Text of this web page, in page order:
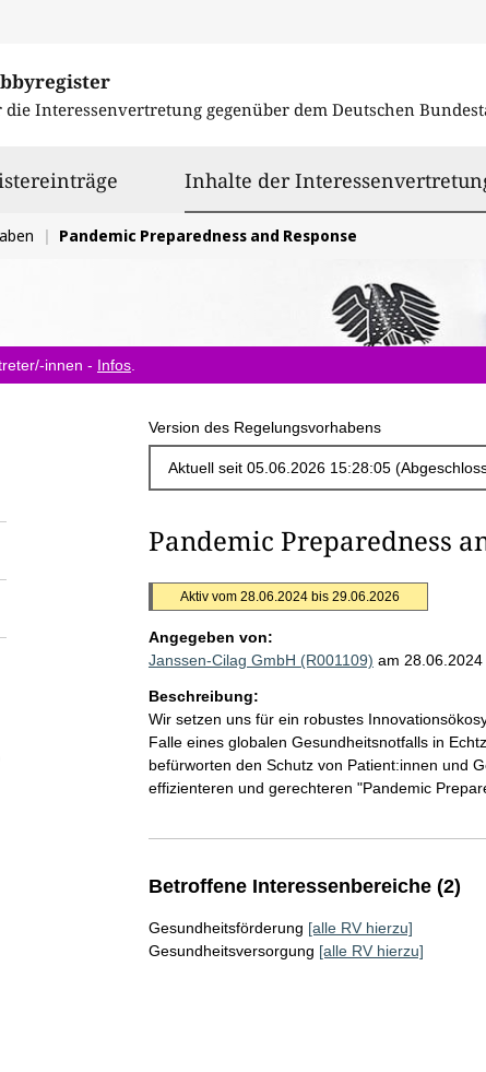
Interessenvertretung gegenüber dem Deutschen
Inhalte der
Pandemic Preparedness and Response
innen - Infos
Version des Regelungsvorhabens
Pandemic Preparedness
Aktiv vom 28.06.2024 bis 29.06.2026
Angegeben von:
Janssen-Cilag GmbH (R001109) am 28.06.2024
Beschreibung:
Wir setzen uns für ein robustes
Falle eines globalen Gesundheitsnotfalls in
befürworten den Schutz von Patient:innen und
effizienteren und gerechteren "Pandemic
Betroffene Interessenbereiche (2)
Gesundheitsförderung [alle RV hierzu]
Gesundheitsversorgung [alle RV hierzu]